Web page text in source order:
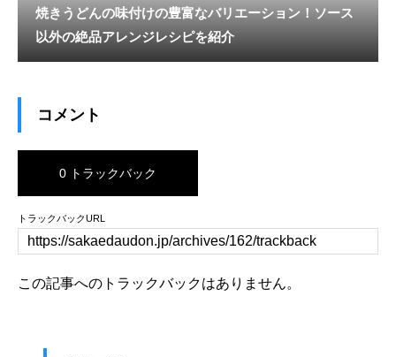
焼きうどんの味付けの豊富なバリエーション！ソース
以外の絶品アレンジレシピを紹介
コメント
0 トラックバック
トラックバックURL
この記事へのトラックバックはありません。